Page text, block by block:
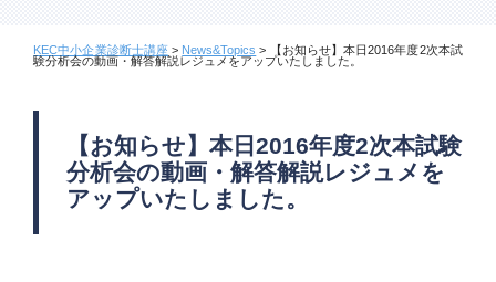
KEC中小企業診断士講座 > News&Topics >
【お知らせ】本日2016年度2次本試
験分析会の動画・解答解説レジュメをアップいたしました。
【お知らせ】本日2016年度2次本試験
分析会の動画・解答解説レジュメを
アップいたしました。